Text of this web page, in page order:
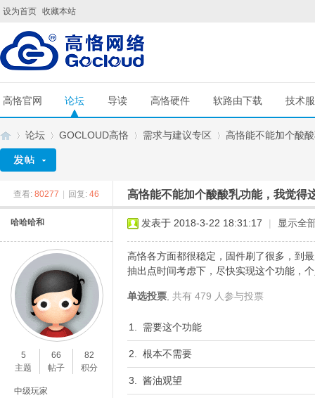
设为首页 收藏本站
高恪官网 论坛 导读 高恪硬件 软路由下载 技术
»
论坛
›
GOCLOUD高恪
›
需求与建议专区
›
高恪能不能加个酸
查看: 80277 回复: 46 高恪能不能加个酸酸乳功能，我觉得
哈哈哈和
5
主题
66
帖子
82
积分
中级玩家
发表于 2018-3-22 18:31:17 | 显示全
高恪各方面都很稳定，固件刷了很多，到
抽出点时间考虑下，尽快实现这个功能，
单选投票 , 共有 479 人参与投票
1. 需要这个功能
2. 根本不需要
3. 酱油观望